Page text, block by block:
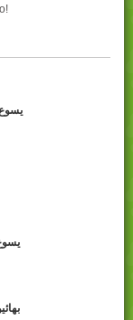
273
274
270